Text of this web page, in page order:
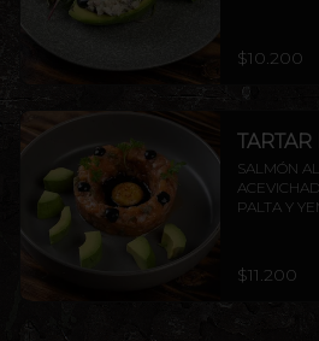
$10.200
SALMÓN
PALTA Y
$11.200